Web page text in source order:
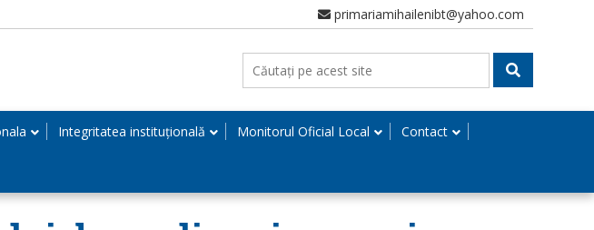
primariamihailenibt@yahoo.com
Integritatea instituțională Monitorul Oficial Local Contact